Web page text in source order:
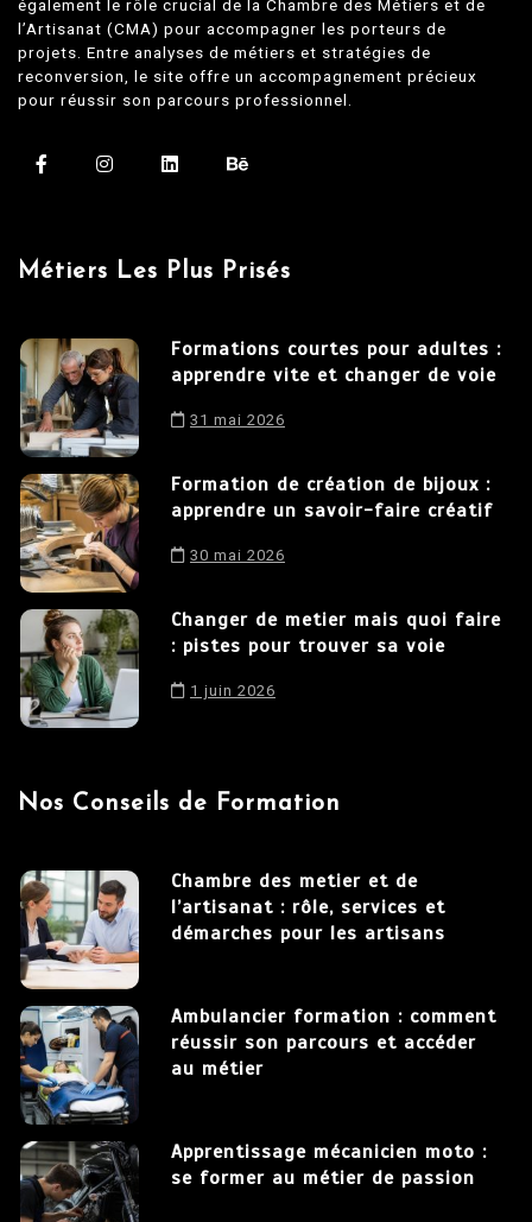
également le rôle crucial de la Chambre des Métiers et de
l’Artisanat (CMA) pour accompagner les porteurs de
projets. Entre analyses de métiers et stratégies de
reconversion, le site offre un accompagnement précieux
pour réussir son parcours professionnel.
Métiers Les Plus Prisés
Formations courtes pour adultes :
apprendre vite et changer de voie
31 mai 2026
Formation de création de bijoux :
apprendre un savoir-faire créatif
30 mai 2026
Changer de metier mais quoi faire
: pistes pour trouver sa voie
1 juin 2026
Nos Conseils de Formation
Chambre des metier et de
l’artisanat : rôle, services et
démarches pour les artisans
Ambulancier formation : comment
réussir son parcours et accéder
au métier
Apprentissage mécanicien moto :
se former au métier de passion